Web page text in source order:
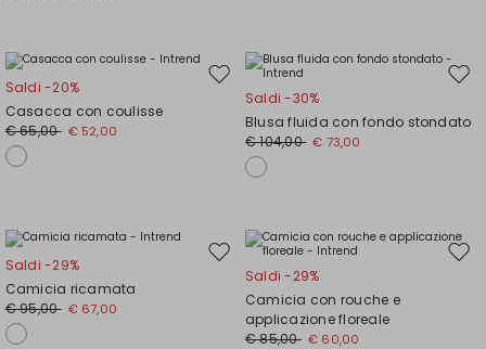
Sposta
nella
wishlist
Saldi -20%
Casacca con coulisse
€ 65,00 € 52,00
Saldi -30%
Blusa fluida con fondo stondato
€ 104,00 € 73,00
Sposta
nella
wishlist
Saldi -29%
Camicia ricamata
€ 95,00 € 67,00
Saldi -29%
Camicia con rouche e
applicazione floreale
€ 85,00 € 60,00